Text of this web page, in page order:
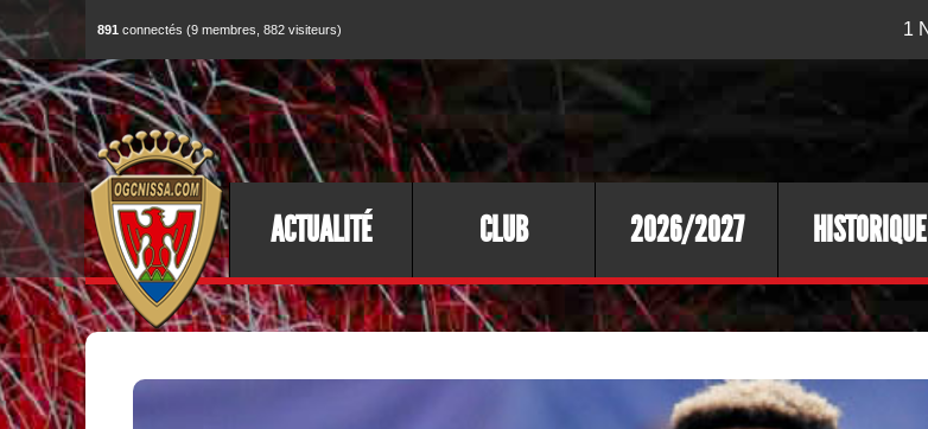
891 connectés (9 membres, 882 visiteurs) 1
ACTUALITÉ CLUB 2026/2027 HISTORIQUE